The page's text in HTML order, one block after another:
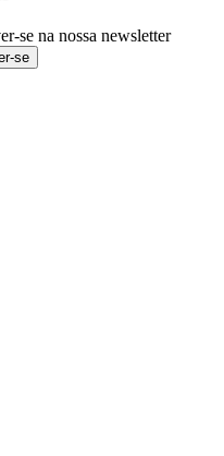
se na nossa newsletter
se